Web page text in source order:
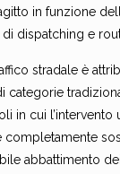
in funzione
dispatching e
stradale è
categorie
in cui
abbattimento